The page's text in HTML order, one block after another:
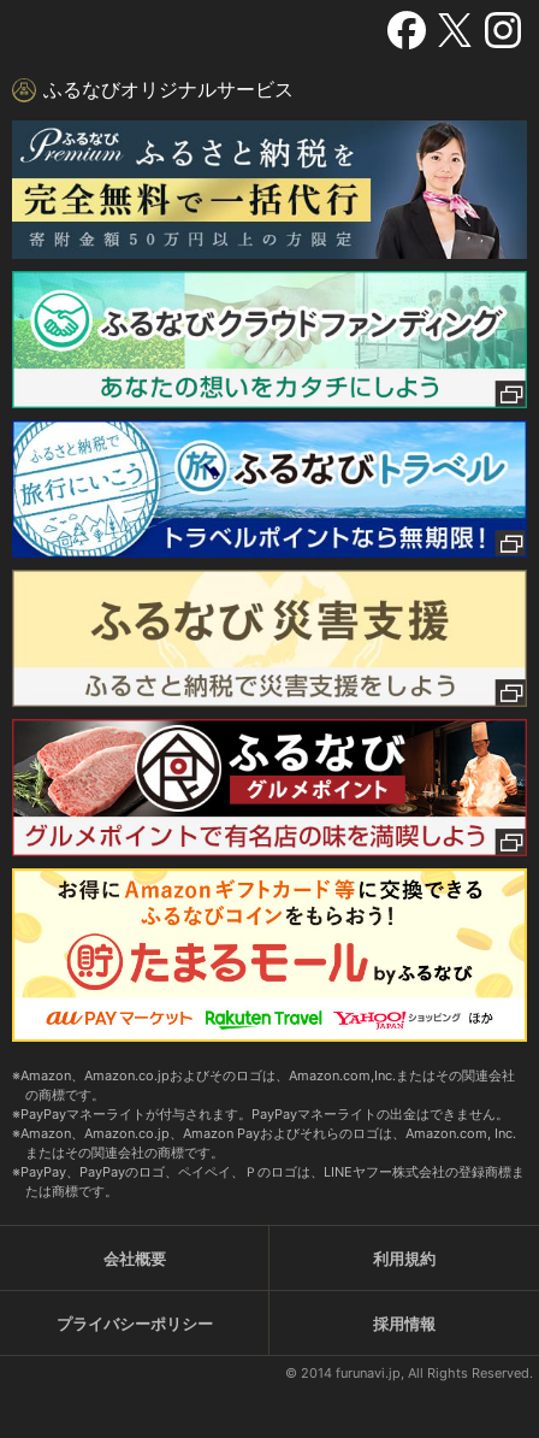
ふるなびオリジナルサービス
Amazon、Amazon.co.jpおよびそのロゴは、Amazon.com,Inc.またはその関連会社
の商標です。
PayPayマネーライトが付与されます。PayPayマネーライトの出金はできません。
Amazon、Amazon.co.jp、Amazon Payおよびそれらのロゴは、Amazon.com, Inc.
またはその関連会社の商標です。
PayPay、PayPayのロゴ、ペイペイ、Ｐのロゴは、LINEヤフー株式会社の登録商標ま
たは商標です。
会社概要 利用規約
プライバシーポリシー 採用情報
© 2014 furunavi.jp, All Rights Reserved.